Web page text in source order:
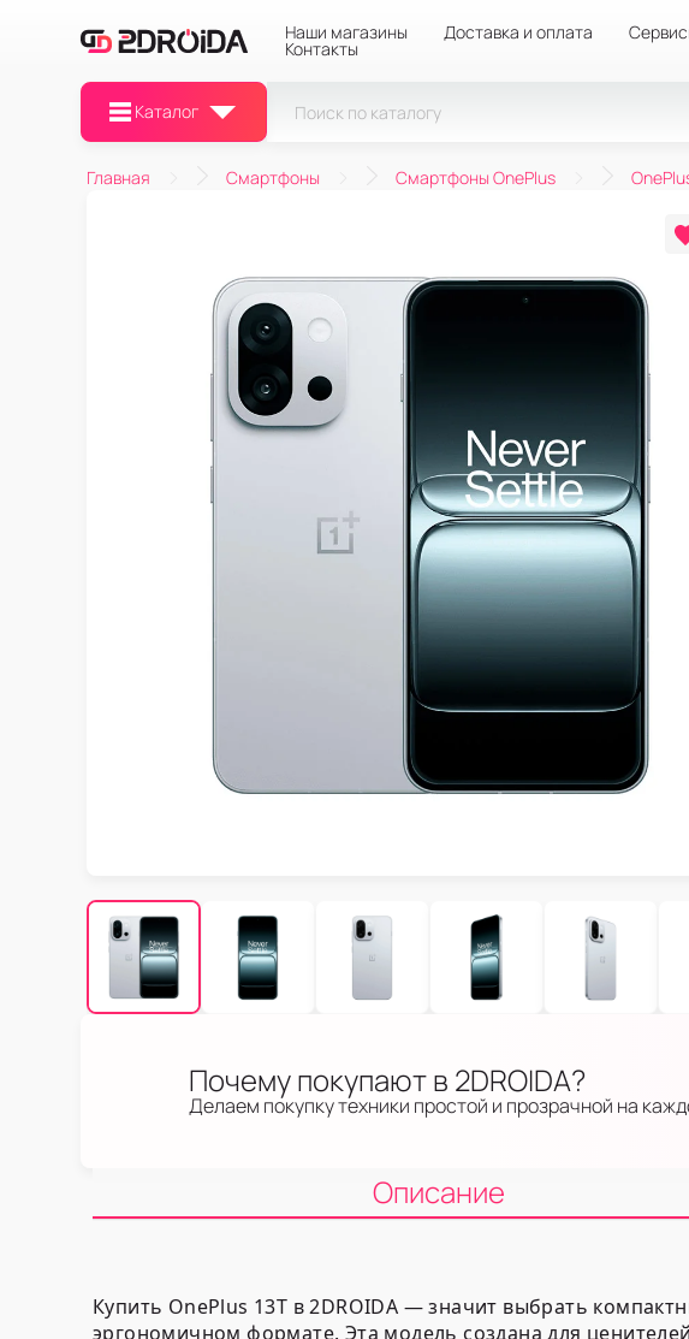
Наши магазины Доставка и оплата
Контакты
Каталог
Главная Смартфоны Смартфоны OnePlus
Почему покупают в 2DROIDA?
Делаем покупку техники простой и прозрачной на
Описание
Купить OnePlus 13T в 2DROIDA — значит выбрать
эргономичном формате. Эта модель создана для